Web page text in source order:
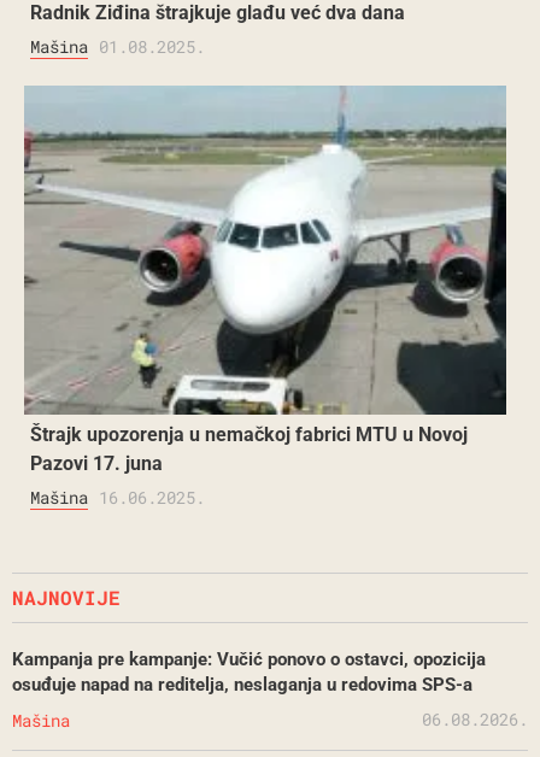
Radnik Ziđina štrajkuje glađu već dva dana
Mašina 01.08.2025.
Štrajk upozorenja u nemačkoj fabrici MTU u Novoj
Pazovi 17. juna
Mašina 16.06.2025.
NAJNOVIJE
Kampanja pre kampanje: Vučić ponovo o ostavci, opozicija
osuđuje napad na reditelja, neslaganja u redovima SPS-a
Mašina 06.08.2026.